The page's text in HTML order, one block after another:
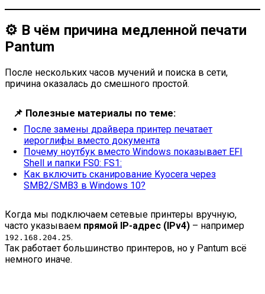
⚙️ В чём причина медленной печати
Pantum
После нескольких часов мучений и поиска в сети,
причина оказалась до смешного простой.
📌 Полезные материалы по теме:
После замены драйвера принтер печатает
иероглифы вместо документа
Почему ноутбук вместо Windows показывает EFI
Shell и папки FS0: FS1:
Как включить сканирование Kyocera через
SMB2/SMB3 в Windows 10?
Когда мы подключаем сетевые принтеры вручную,
часто указываем прямой IP-адрес (IPv4) – например
192.168.204.25.
Так работает большинство принтеров, но у Pantum всё
немного иначе.